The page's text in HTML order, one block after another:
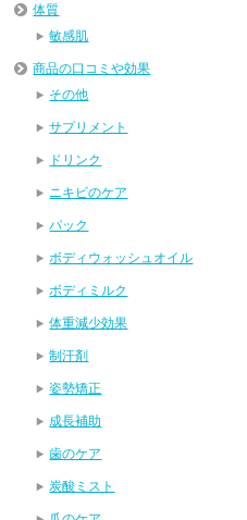
体質
敏感肌
商品の口コミや効果
その他
サプリメント
ドリンク
ニキビのケア
パック
ボディウォッシュオイル
ボディミルク
体重減少効果
制汗剤
姿勢矯正
成長補助
歯のケア
炭酸ミスト